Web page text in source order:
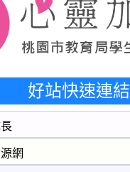
好站快速連結